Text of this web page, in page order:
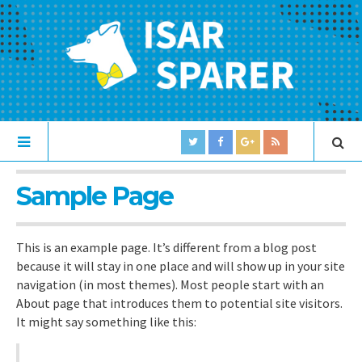
Sample Page
This is an example page. It’s different from a blog post
because it will stay in one place and will show up in your site
navigation (in most themes). Most people start with an
About page that introduces them to potential site visitors.
It might say something like this: